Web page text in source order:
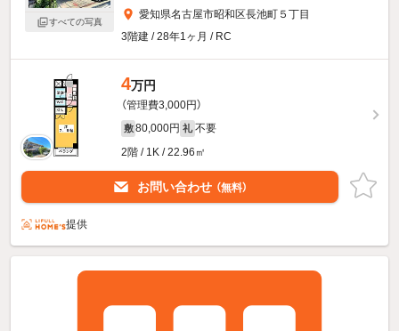
すべての写真
愛知県名古屋市昭和区長池町５丁目
3階建 / 28年1ヶ月 / RC
4万円
（管理費3,000円）
敷 80,000円 礼 不要
2階 / 1K / 22.96㎡
お問い合わせ （無料）
提供